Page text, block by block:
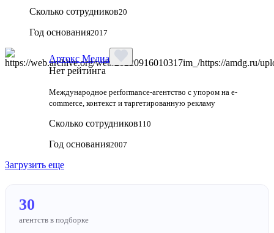
Сколько сотрудников20
Год основания2017
Артокс Медиа
Нет рейтинга
Международное performance-агентство с упором на e-
commerce, контекст и таргетированную рекламу
Сколько сотрудников110
Год основания2007
Загрузить еще
30
агентств в подборке